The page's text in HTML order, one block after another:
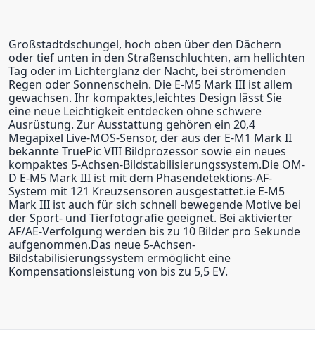
Großstadtdschungel, hoch oben über den Dächern
oder tief unten in den Straßenschluchten, am hellichten
Tag oder im Lichterglanz der Nacht, bei strömenden
Regen oder Sonnenschein. Die E-M5 Mark III ist allem
gewachsen. Ihr kompaktes,leichtes Design lässt Sie
eine neue Leichtigkeit entdecken ohne schwere
Ausrüstung. Zur Ausstattung gehören ein 20,4
Megapixel Live-MOS-Sensor, der aus der E-M1 Mark II
bekannte TruePic VIII Bildprozessor sowie ein neues
kompaktes 5-Achsen-Bildstabilisierungssystem.Die OM-
D E-M5 Mark III ist mit dem Phasendetektions-AF-
System mit 121 Kreuzsensoren ausgestattet.ie E-M5
Mark III ist auch für sich schnell bewegende Motive bei
der Sport- und Tierfotografie geeignet. Bei aktivierter
AF/AE-Verfolgung werden bis zu 10 Bilder pro Sekunde
aufgenommen.Das neue 5-Achsen-
Bildstabilisierungssystem ermöglicht eine
Kompensationsleistung von bis zu 5,5 EV.